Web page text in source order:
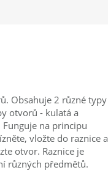
Obsahuje 2 různé typy
otvorů - kulatá a
na principu
vložte do raznice a
otvor. Raznice je
různých předmětů.